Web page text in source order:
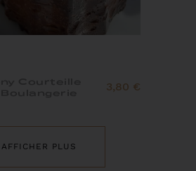
3,80 €
AFFICHER PLUS